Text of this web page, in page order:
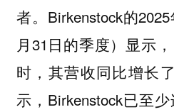
者。Birkenstock的
月31日的季度）显示
时，其营收同比增长
示，Birkenstock已至